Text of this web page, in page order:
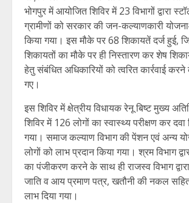
भोगपुर में आयोजित शिविर में 23 विभागों द्वारा
ग्रामीणों को सरकार की जन-कल्याणकारी
किया गया। इस मौके पर 68 शिकायतें दर्ज हुई,
शिकायतों का मौके पर ही निस्तारण कर शेष
हेतु संबंधित अधिकारियों को त्वरित कार्रवाई करने
गए।
इस शिविर में क्षेत्रीय विधायक रेनू बिष्ट मुख्य
शिविर में 126 लोगों का स्वास्थ्य परीक्षण कर
गया। समाज कल्याण विभाग की पेंशन एवं अन्य
लोगों को लाभ प्रदान किया गया। श्रम विभाग
का पंजीकरण करने के साथ ही राजस्व विभाग
जाति व आय प्रमाण पत्र, खतौनी की नकल
लाभ दिया गया।